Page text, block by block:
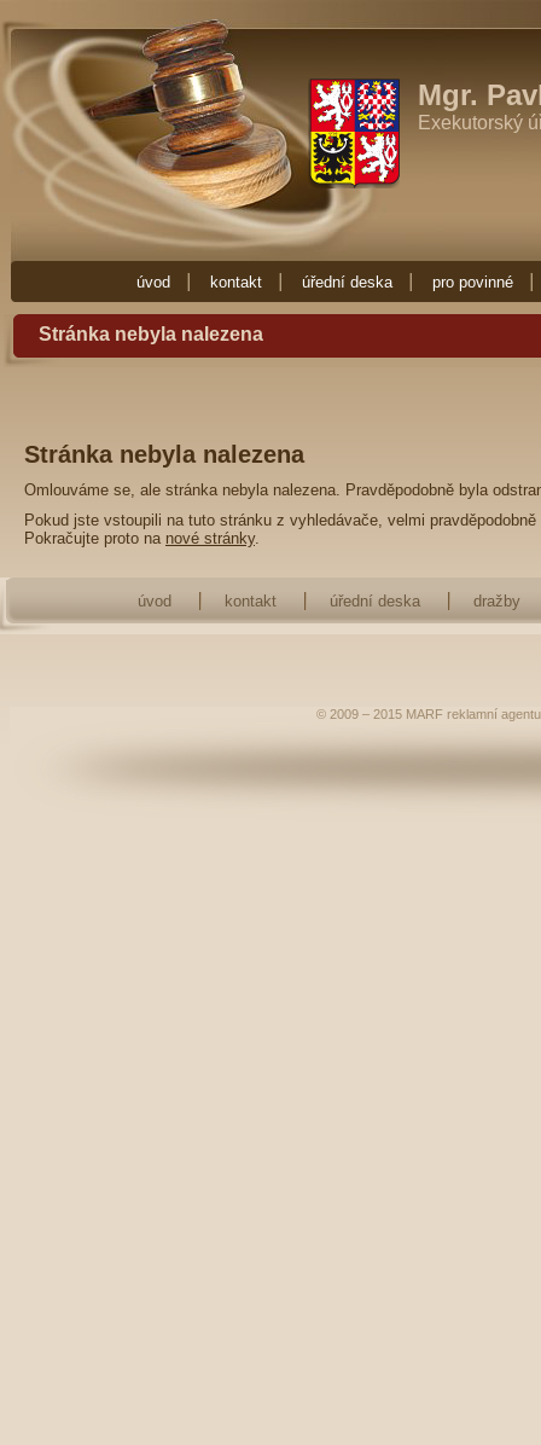
Exekutor Mgr. Pavla Fučíková
Zde najdete vše co potřebujete vědět o exekuci. Exekuce Ostrava je zde
exekutora nebo nějakou radu ohledně exekuce, obraťte se na
Mgr.
Exekutorský
úvod kontakt úřední deska pro povinné
Stránka nebyla nalezena
Stránka nebyla nalezena
Omlouváme se, ale stránka nebyla nalezena. Pravděpodobně byla
Pokud jste vstoupili na tuto stránku z vyhledávače, velmi
Pokračujte proto na nové stránky.
úvod kontakt úřední deska dražby
© 2009 – 2015 MARF reklamní